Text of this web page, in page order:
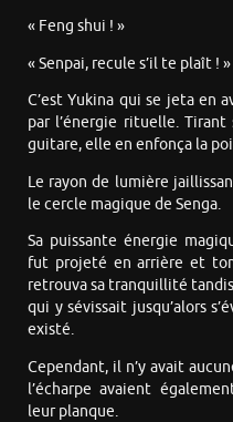
« Feng shui ! »
« Senpai, recule s’il te plaît ! »
C’est Yukina qui se jeta en
par l’énergie rituelle.
guitare, elle en enfonça la
Le rayon de lumière
le cercle magique de Senga.
Sa puissante énergie
fut projeté en arrière et
retrouva sa tranquillité
qui y sévissait jusqu’alors
existé.
Cependant, il n’y avait
l’écharpe avaient
leur planque.